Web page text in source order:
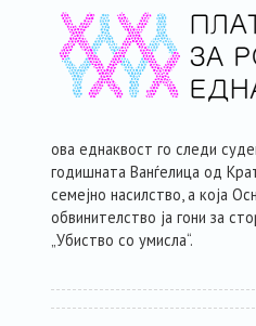
КОНТАКТ
ова еднаквост го следи
годишната Ванѓелица од
семејно насилство, а која
обвинителство ја гони за
„Убиство со умисла“.